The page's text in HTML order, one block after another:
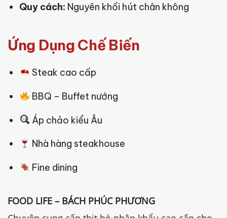
Quy cách: Nguyên khối hút chân không
Ứng Dụng Chế Biến
Steak cao cấp
BBQ – Buffet nướng
Áp chảo kiểu Âu
Nhà hàng steakhouse
Fine dining
FOOD LIFE – BÁCH PHÚC PHƯƠNG